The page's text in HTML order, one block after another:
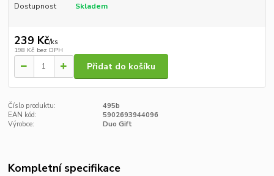
Dostupnost Skladem
239 Kč/ks
198 Kč bez DPH
Přidat do košíku
Číslo produktu:
495b
EAN kód:
5902693944096
Výrobce:
Duo Gift
Kompletní specifikace